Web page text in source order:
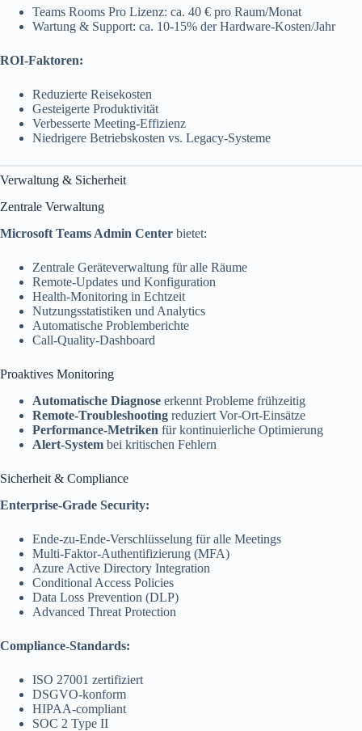
Teams Rooms Pro Lizenz: ca. 40 € pro Raum/Monat
Wartung & Support: ca. 10-15% der Hardware-Kosten/Jahr
ROI-Faktoren:
Reduzierte Reisekosten
Gesteigerte Produktivität
Verbesserte Meeting-Effizienz
Niedrigere Betriebskosten vs. Legacy-Systeme
Verwaltung & Sicherheit
Zentrale Verwaltung
Microsoft Teams Admin Center bietet:
Zentrale Geräteverwaltung für alle Räume
Remote-Updates und Konfiguration
Health-Monitoring in Echtzeit
Nutzungsstatistiken und Analytics
Automatische Problemberichte
Call-Quality-Dashboard
Proaktives Monitoring
Automatische Diagnose erkennt Probleme frühzeitig
Remote-Troubleshooting reduziert Vor-Ort-Einsätze
Performance-Metriken für kontinuierliche Optimierung
Alert-System bei kritischen Fehlern
Sicherheit & Compliance
Enterprise-Grade Security:
Ende-zu-Ende-Verschlüsselung für alle Meetings
Multi-Faktor-Authentifizierung (MFA)
Azure Active Directory Integration
Conditional Access Policies
Data Loss Prevention (DLP)
Advanced Threat Protection
Compliance-Standards:
ISO 27001 zertifiziert
DSGVO-konform
HIPAA-compliant
SOC 2 Type II